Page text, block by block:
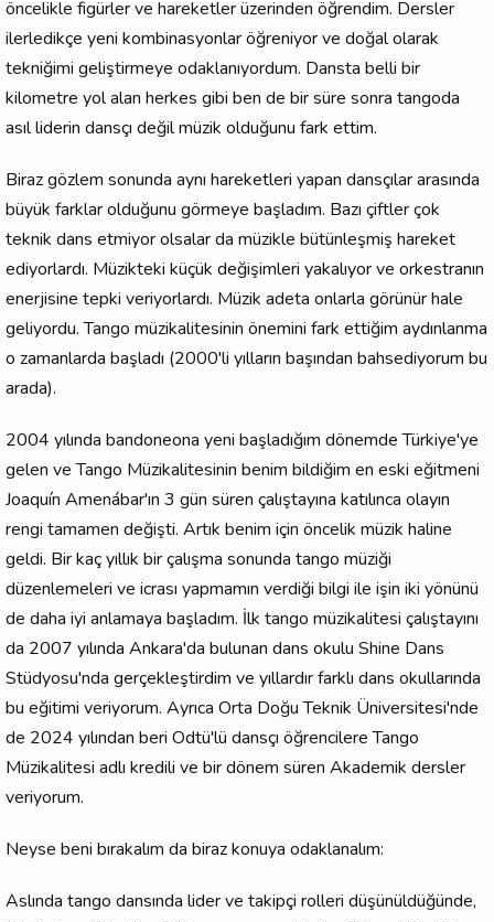
öncelikle figürler ve hareketler üzerinden öğrendim. Dersler
ilerledikçe yeni kombinasyonlar öğreniyor ve doğal olarak
tekniğimi geliştirmeye odaklanıyordum. Dansta belli bir
kilometre yol alan herkes gibi ben de bir süre sonra tangoda
asıl liderin dansçı değil müzik olduğunu fark ettim.
Biraz gözlem sonunda aynı hareketleri yapan dansçılar arasında
büyük farklar olduğunu görmeye başladım. Bazı çiftler çok
teknik dans etmiyor olsalar da müzikle bütünleşmiş hareket
ediyorlardı. Müzikteki küçük değişimleri yakalıyor ve orkestranın
enerjisine tepki veriyorlardı. Müzik adeta onlarla görünür hale
geliyordu. Tango müzikalitesinin önemini fark ettiğim aydınlanma
o zamanlarda başladı (2000'li yılların başından bahsediyorum bu
arada).
2004 yılında bandoneona yeni başladığım dönemde Türkiye'ye
gelen ve Tango Müzikalitesinin benim bildiğim en eski eğitmeni
Joaquín Amenábar'ın 3 gün süren çalıştayına katılınca olayın
rengi tamamen değişti. Artık benim için öncelik müzik haline
geldi. Bir kaç yıllık bir çalışma sonunda tango müziği
düzenlemeleri ve icrası yapmamın verdiği bilgi ile işin iki yönünü
de daha iyi anlamaya başladım. İlk tango müzikalitesi çalıştayını
da 2007 yılında Ankara'da bulunan dans okulu Shine Dans
Stüdyosu'nda gerçekleştirdim ve yıllardır farklı dans okullarında
bu eğitimi veriyorum. Ayrıca Orta Doğu Teknik Üniversitesi'nde
de 2024 yılından beri Odtü'lü dansçı öğrencilere Tango
Müzikalitesi adlı kredili ve bir dönem süren Akademik dersler
veriyorum.
Neyse beni bırakalım da biraz konuya odaklanalım:
Aslında tango dansında lider ve takipçi rolleri düşünüldüğünde,